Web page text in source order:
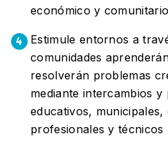
económico y comunitario
4
Estimule entornos a
comunidades
resolverán problemas
mediante intercambios
educativos, municipales,
profesionales y